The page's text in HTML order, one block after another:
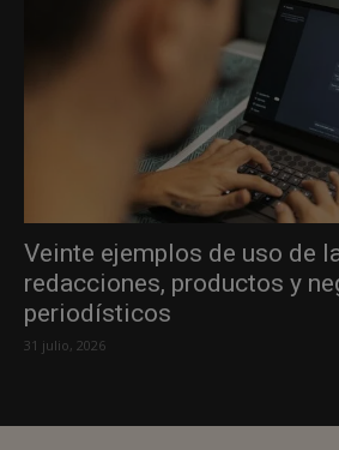
Veinte ejemplos de uso de
redacciones, productos y
periodísticos
31 julio, 2026